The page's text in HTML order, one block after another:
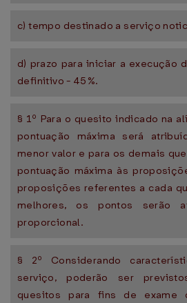
c) tempo destinado a serviço
d) prazo para iniciar a execução
definitivo - 45%.
§ 1º Para o quesito indicado na
pontuação máxima será
menor valor e para os demais
pontuação máxima às
proposições referentes a cada
melhores, os pontos serão
proporcional.
§ 2º Considerando
serviço, poderão ser
quesitos para fins de exame